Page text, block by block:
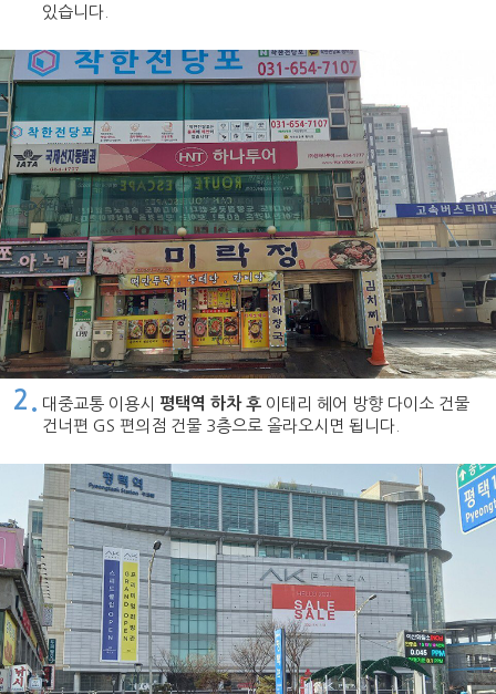
있습니다.
2. 대중교통 이용시 평택역 하차 후 이태리 헤어 방향 다이소 건물
건너편 GS 편의점 건물 3층으로 올라오시면 됩니다.